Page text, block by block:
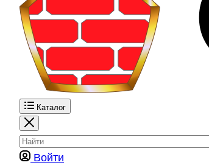
Каталог
Войти